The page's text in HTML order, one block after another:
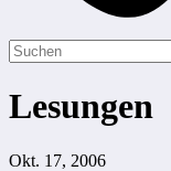
Lesungen
Okt. 17, 2006